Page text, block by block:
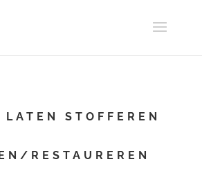
LATEN STOFFEREN
RESTAUREREN